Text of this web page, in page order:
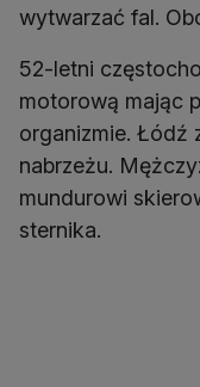
wytwarzać fal.
52-letni
motorową mając
organizmie. Łódź
nabrzeżu.
mundurowi
sternika.